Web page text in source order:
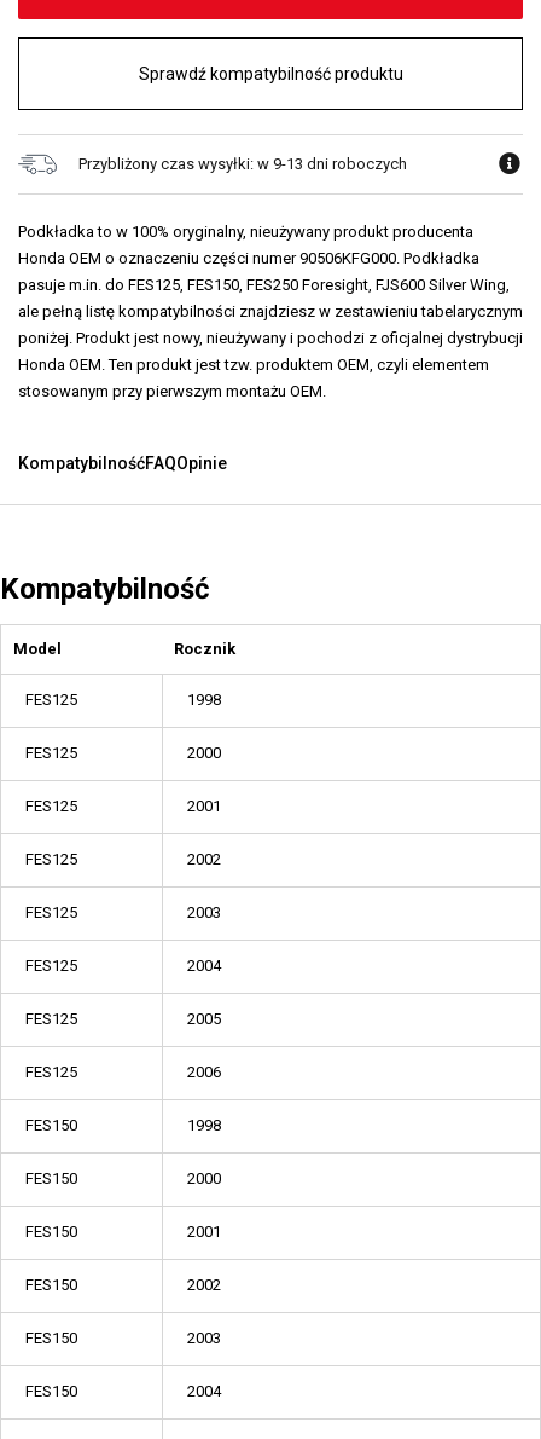
Sprawdź kompatybilność produktu
Przybliżony czas wysyłki: w 9-13 dni roboczych
Podkładka to w 100% oryginalny, nieużywany produkt producenta
Honda OEM o oznaczeniu części numer 90506KFG000. Podkładka
pasuje m.in. do FES125, FES150, FES250 Foresight, FJS600 Silver Wing,
ale pełną listę kompatybilności znajdziesz w zestawieniu tabelarycznym
poniżej. Produkt jest nowy, nieużywany i pochodzi z oficjalnej dystrybucji
Honda OEM. Ten produkt jest tzw. produktem OEM, czyli elementem
stosowanym przy pierwszym montażu OEM.
KompatybilnośćFAQOpinie
Kompatybilność
Model Rocznik
FES125 1998
FES125 2000
FES125 2001
FES125 2002
FES125 2003
FES125 2004
FES125 2005
FES125 2006
FES150 1998
FES150 2000
FES150 2001
FES150 2002
FES150 2003
FES150 2004